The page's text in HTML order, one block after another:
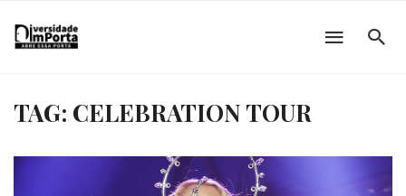
TAG: CELEBRATION TOUR